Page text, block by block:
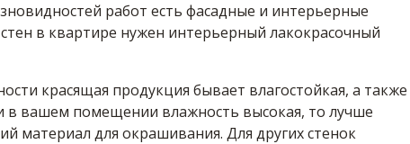
работ есть фасадные и интерьерные
стен в квартире нужен интерьерный лакокрасочный
красящая продукция бывает влагостойкая, а также
в вашем помещении влажность высокая, то лучше
материал для окрашивания. Для других стенок